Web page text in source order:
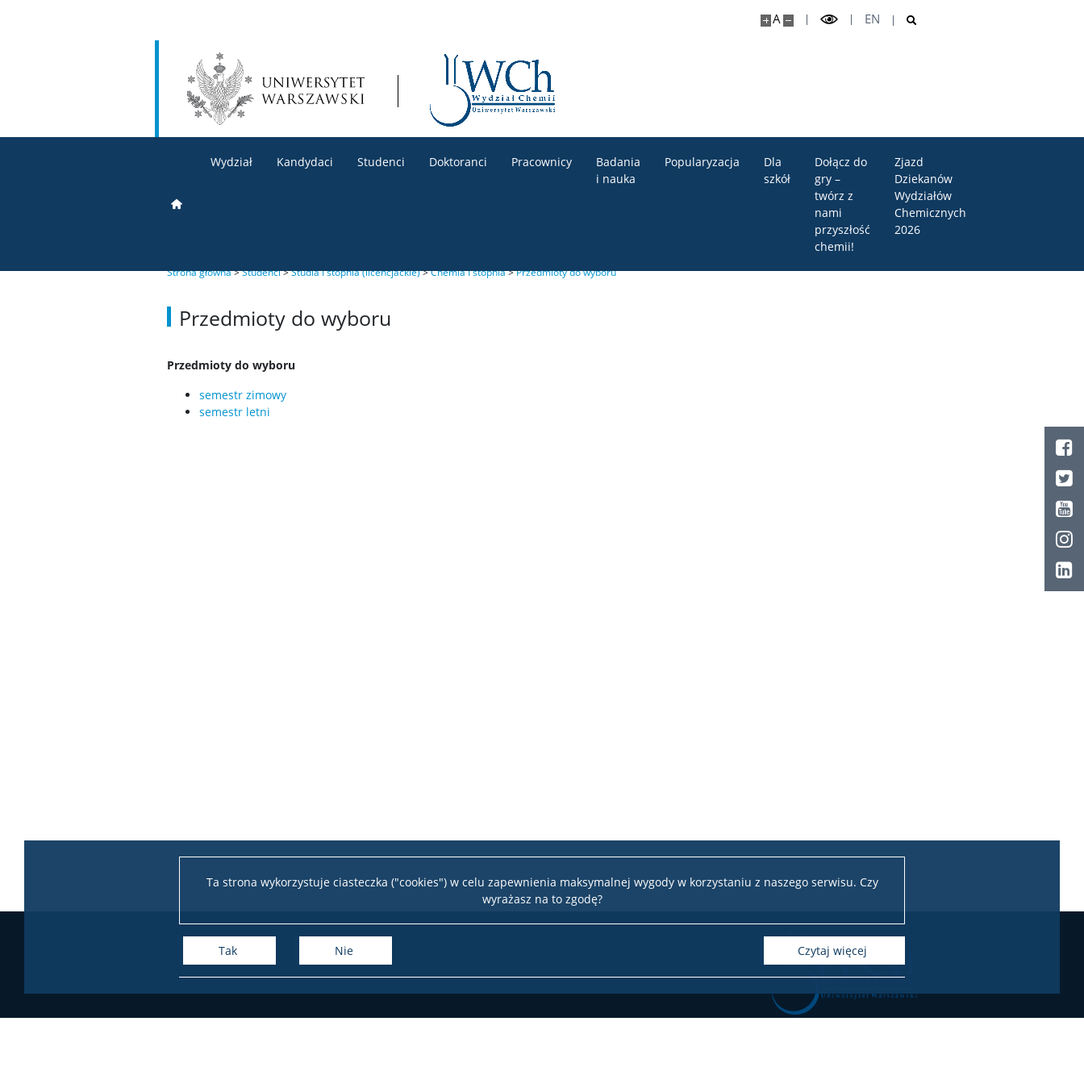
Ta strona wykorzystuje ciasteczka ("cookies") w celu zapewnienia maksymalnej wygody w korzystaniu z naszego serwisu. Czy
wyrażasz na to zgodę?
Tak Nie czytaj więcej
A EN
Wydział Kandydaci Studenci Doktoranci Pracownicy
Badania
i nauka
Popularyzacja
Dla
szkół
Dołącz do
gry –
twórz z
nami
przyszłość
chemii!
Zjazd
Dziekanów
Wydziałów
Chemicznych
2026
Strona główna>Studenci>Studia I stopnia (licencjackie)>Chemia I stopnia>Przedmioty do wyboru
Przedmioty do wyboru
Przedmioty do wyboru
semestr zimowy
semestr letni